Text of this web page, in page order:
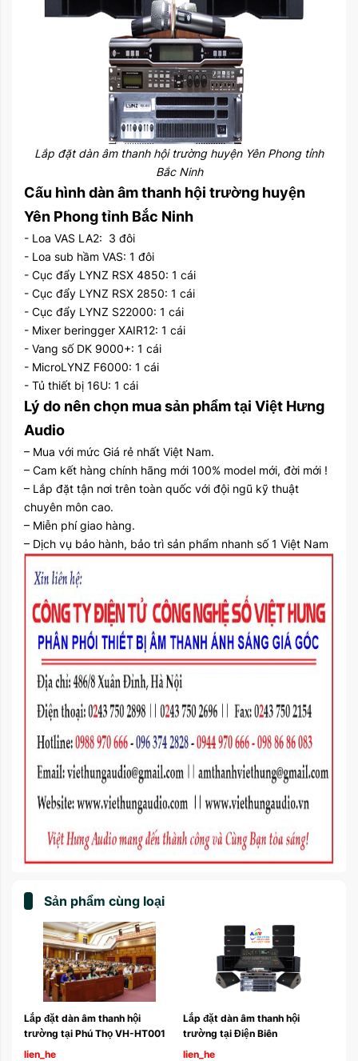
Lắp đặt dàn âm thanh hội trường huyện Yên Phong tỉnh
Bắc Ninh
Cấu hình dàn âm thanh hội trường huyện
Yên Phong tỉnh Bắc Ninh
- Loa VAS LA2: 3 đôi
- Loa sub hầm VAS: 1 đôi
- Cục đẩy LYNZ RSX 4850: 1 cái
- Cục đẩy LYNZ RSX 2850: 1 cái
- Cục đẩy LYNZ S22000: 1 cái
- Mixer beringger XAIR12: 1 cái
- Vang số DK 9000+: 1 cái
- MicroLYNZ F6000: 1 cái
- Tủ thiết bị 16U: 1 cái
Lý do nên chọn mua sản phẩm tại Việt Hưng
Audio
– Mua với mức Giá rẻ nhất Việt Nam.
– Cam kết hàng chính hãng mới 100% model mới, đời mới !
– Lắp đặt tận nơi trên toàn quốc với đội ngũ kỹ thuật
chuyên môn cao.
– Miễn phí giao hàng.
– Dịch vụ bảo hành, bảo trì sản phẩm nhanh số 1 Việt Nam
Sản phẩm cùng loại
Lắp đặt dàn âm thanh hội
lien_he
Lắp đặt dàn âm thanh hội
trường tại Điện Biên
lien_he